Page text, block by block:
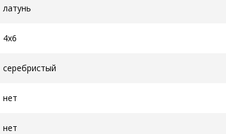
латунь
4x6
серебристый
нет
нет